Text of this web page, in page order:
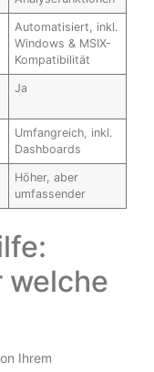
Automatisiert, inkl.
Windows & MSIX-
Kompatibilität
Ja
Umfangreich, inkl.
Dashboards
Höher, aber
umfassender
welche
Ihrem